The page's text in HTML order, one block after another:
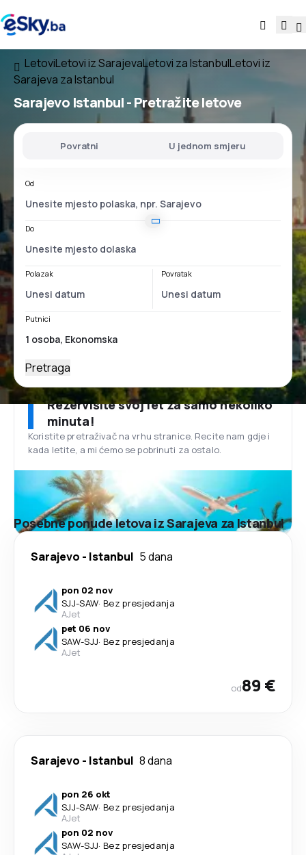
LetoviLetovi iz SarajevaLetovi za IstanbulLetovi iz
Sarajeva za Istanbul
Sarajevo Istanbul- Pretražite letove
Povratni U jednom smjeru
Od
Do
Polazak Povratak
Putnici
Pretraga
Rezervišite svoj let za samo nekoliko
minuta!
Koristite pretraživač na vrhu stranice. Recite nam gdje i
kada letite, a mi ćemo se pobrinuti za ostalo.
Posebne ponude letova iz Sarajeva za Istanbul
Sarajevo - Istanbul 5 dana
pon 02 nov
SJJ-SAW· Bez presjedanja
AJet
pet 06 nov
SAW-SJJ· Bez presjedanja
AJet
od89 €
Sarajevo - Istanbul 8 dana
pon 26 okt
SJJ-SAW· Bez presjedanja
AJet
pon 02 nov
SAW-SJJ· Bez presjedanja